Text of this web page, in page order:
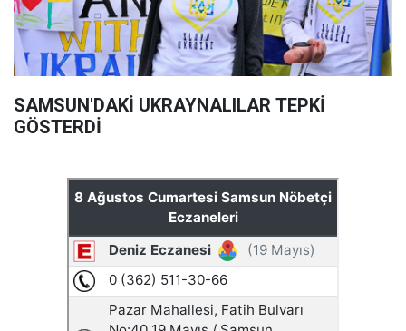
SAMSUN'DAKİ UKRAYNALILAR TEPKİ
GÖSTERDİ